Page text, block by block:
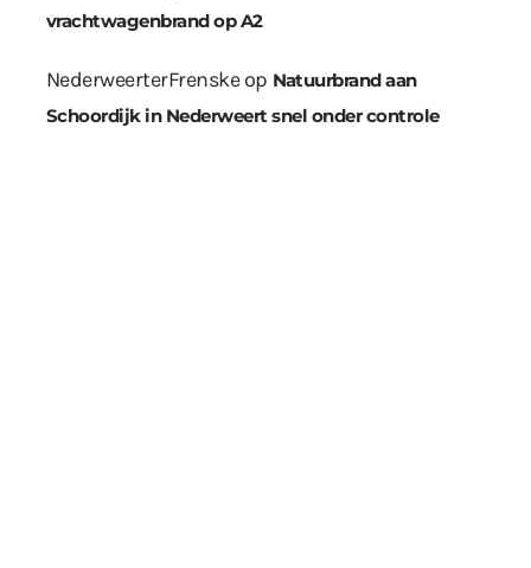
vrachtwagenbrand op A2
NederweerterFrenskeop Natuurbrand aan
Schoordijk in Nederweert snel onder controle